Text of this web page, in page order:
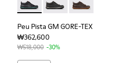
용 블랙 가죽 소재 슈즈
- 남성용 브라운 가죽 소재 슈
Peu Pista GM GORE-TEX -
Peu Pista GMPeu Pista GM
Peu Pista GM GORE-TEX
₩362,600
₩518,000 -30%